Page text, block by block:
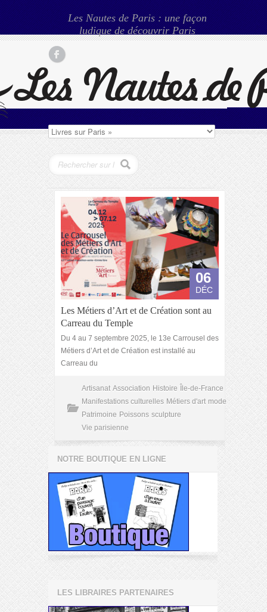
Les Nautes de Paris : une façon
ludique de découvrir Paris
06
DÉC
Les Métiers d’Art et de Création sont au
Carreau du Temple
Du 4 au 7 septembre 2025, le 13e Carrousel des
Métiers d’Art et de Création est installé au
Carreau du
Artisanat Association Histoire
Île-de-France
Manifestations culturelles Métiers d'art mode
Patrimoine Poissons sculpture
Vie parisienne
NOTRE BOUTIQUE EN LIGNE
LES LIBRAIRES PARTENAIRES